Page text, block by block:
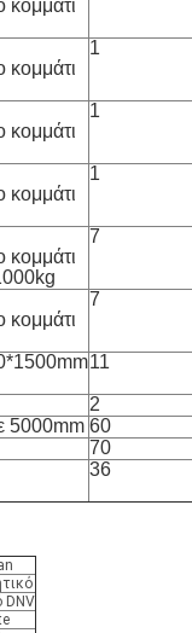
κομμάτι
κομμάτι
1
κομμάτι
1
κομμάτι
1
κομμάτι
7
κομμάτι
7
11
2
5000mm 60
70
36
DNV